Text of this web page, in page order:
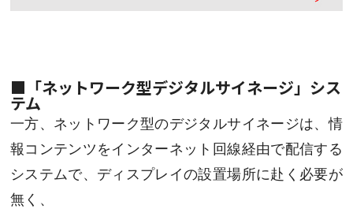
■「ネットワーク型デジタルサイネージ」シス
テム
一方、ネットワーク型のデジタルサイネージは、情
報コンテンツをインターネット回線経由で配信する
システムで、ディスプレイの設置場所に赴く必要が
無く、